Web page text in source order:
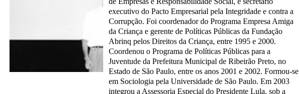
executivo do Pacto Empresarial pela Integridade e contra a
Corrupção. Foi coordenador do Programa Empresa Amiga
da Criança e gerente de Políticas Públicas da Fundação
Abrinq pelos Direitos da Criança, entre 1995 e 2000.
Coordenou o Programa de Políticas Públicas para a
Juventude da Prefeitura Municipal de Ribeirão Preto, no
Estado de São Paulo, entre os anos 2001 e 2002. Formou-se
em Sociologia pela Universidade de São Paulo. Em 2003
integrou a Assessoria Especial do Presidente Lula, sob a